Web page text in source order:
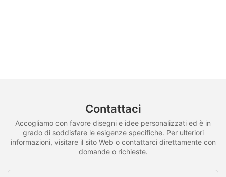
Contattaci
Accogliamo con favore disegni e idee personalizzati ed è in
grado di soddisfare le esigenze specifiche. Per ulteriori
informazioni, visitare il sito Web o contattarci direttamente con
domande o richieste.